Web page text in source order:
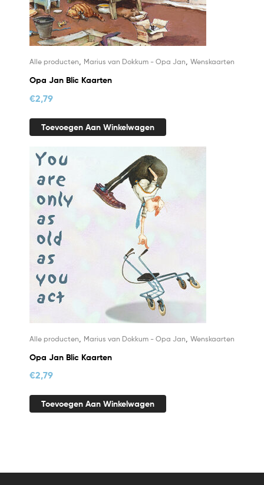
Alle producten, Marius van Dokkum - Opa Jan, Wenskaarten
Opa Jan Blic Kaarten
€2,79
Toevoegen Aan Winkelwagen
Alle producten Marius van Dokkum - Opa Jan Wenskaarten
Opa Jan Blic Kaarten
€2,79
Toevoegen Aan Winkelwagen